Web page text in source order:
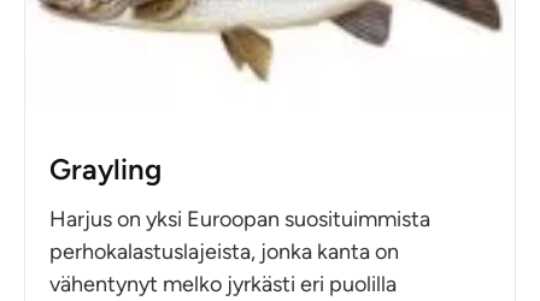
Grayling
Harjus on yksi Euroopan suosituimmista
perhokalastuslajeista, jonka kanta on
vähentynyt melko jyrkästi eri puolilla